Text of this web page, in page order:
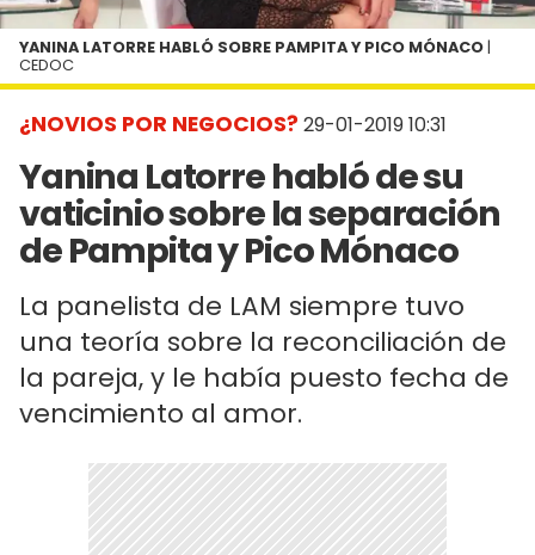
¿NOVIOS POR NEGOCIOS? 29-01-2019 10:31
Yanina Latorre habló de su
vaticinio sobre la separación
de Pampita y Pico Mónaco
La panelista de LAM siempre tuvo
una teoría sobre la reconciliación de
la pareja, y le había puesto fecha de
vencimiento al amor.
YANINA LATORRE HABLÓ SOBRE PAMPITA Y PICO MÓNACO |
CEDOC